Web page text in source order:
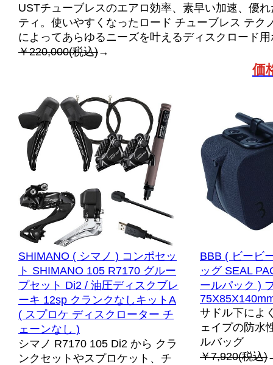
USTチューブレスのエアロ効率、素早い加速、優
ティ。使いやすくなったロード チューブレス テク
によってあらゆるニーズを叶えるディスクロード
￥220,000(税込)→
価
SHIMANO ( シマノ ) コンポセッ
ト SHIMANO 105 R7170 グルー
プセット Di2 / 油圧ディスクブレ
ーキ 12sp クランクなしキットA
( スプロケ ディスクローター チ
ェーンなし )
シマノ R7170 105 Di2 から クラ
ンクセットやスプロケット、チ
BBB ( ビービ
ッグ SEAL
ールパック )
サドル下によ
ェイプの防水
ルバッグ
￥7,920(税込)